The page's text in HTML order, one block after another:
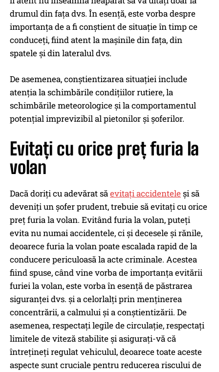
drumul din fața dvs. În esență, este vorba despre
importanța de a fi conștient de situație în timp ce
conduceți, fiind atent la mașinile din fața, din
spatele și din lateralul dvs.
De asemenea, conștientizarea situației include
atenția la schimbările condițiilor rutiere, la
schimbările meteorologice și la comportamentul
potențial imprevizibil al pietonilor și șoferilor.
Evitați cu orice preț furia la
volan
Dacă doriți cu adevărat săevitați accidenteleși să
deveniți un șofer prudent, trebuie să evitați cu orice
preț furia la volan. Evitând furia la volan, puteți
evita nu numai accidentele, ci și decesele și rănile,
deoarece furia la volan poate escalada rapid de la
conducere periculoasă la acte criminale. Acestea
fiind spuse, când vine vorba de importanța evitării
furiei la volan, este vorba în esență de păstrarea
siguranței dvs. și a celorlalți prin menținerea
concentrării, a calmului și a conștientizării. De
asemenea, respectați legile de circulație, respectați
limitele de viteză stabilite și asigurați-vă că
întrețineți regulat vehiculul, deoarece toate aceste
aspecte sunt cruciale pentru reducerea riscului de